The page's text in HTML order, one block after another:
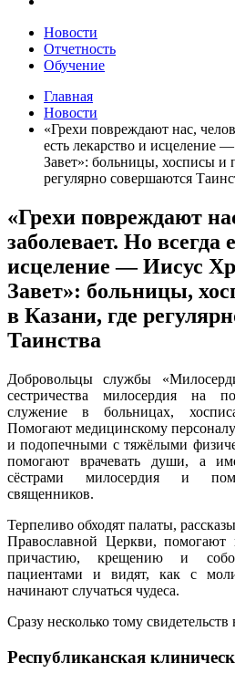
Новости
Отчетность
Обучение
Главная
Новости
«Грехи повреждают нас,
есть лекарство и
Завет»: больницы, хосписы и
регулярно совершаются
«Грехи повреждают
заболевает. Но всегда
исцеление — Иисус
Завет»: больницы,
в Казани, где
Таинства
Добровольцы службы
сестричества милосердия на
служение в больницах,
Помогают медицинскому
и подопечными с тяжёлыми
помогают врачевать души, а
сёстрами милосердия и
священников.
Терпеливо обходят палаты,
Православной Церкви, помогают
причастию, крещению и
пациентами и видят, как с
начинают случаться чудеса.
Сразу несколько тому свидетельств
Республиканская